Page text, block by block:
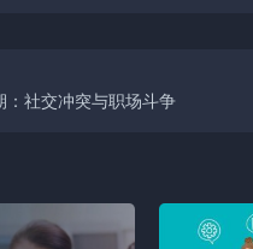
：社交冲突与职场斗争